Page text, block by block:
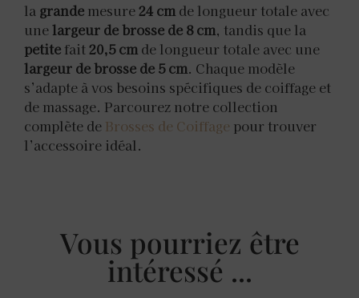
la grande mesure24 cm de longueur totale avec
unelargeur de brosse de 8 cm, tandis que la
petite fait20,5 cm de longueur totale avec une
largeur de brosse de 5 cm. Chaque modèle
s’adapte à vos besoins spécifiques de coiffage et
de massage. Parcourez notre collection
complète de Brosses de Coiffage pour trouver
l’accessoire idéal.
Vous pourriez être
intéressé ...